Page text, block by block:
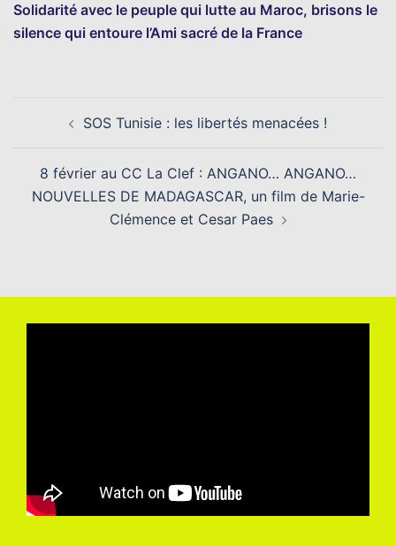
Solidarité avec le peuple qui lutte au Maroc, brisons le
silence qui entoure l’Ami sacré de la France
d’articleSOS Tunisie : les libertés menacées !
8 février au CC La Clef : ANGANO… ANGANO…
NOUVELLES DE MADAGASCAR, un film de Marie-
Clémence et Cesar Paes